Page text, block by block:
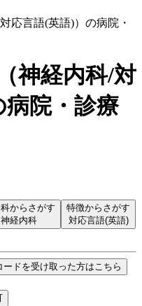
応言語(英語)）の病院・
神経内科/対
病院・診療
からさがす
神経内科
特徴からさがす
対応言語(英語)
ドを受け取った方はこちら